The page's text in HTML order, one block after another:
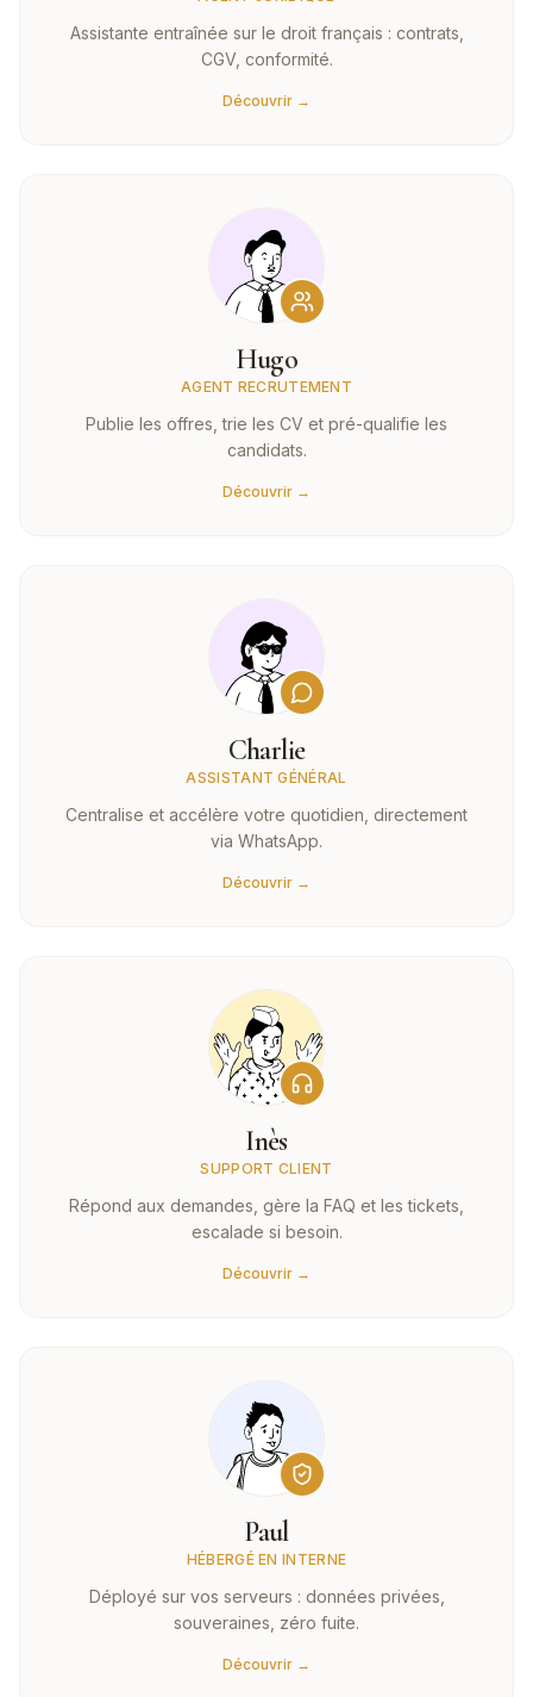
Assistante entraînée sur le droit français : contrats,
CGV, conformité.
Découvrir →
Hugo
AGENT RECRUTEMENT
Publie les offres, trie les CV et pré-qualifie les
candidats.
Découvrir →
Charlie
ASSISTANT GÉNÉRAL
Centralise et accélère votre quotidien, directement
via WhatsApp.
Découvrir →
Inès
SUPPORT CLIENT
Répond aux demandes, gère la FAQ et les tickets,
escalade si besoin.
Découvrir →
Paul
HÉBERGÉ EN INTERNE
Déployé sur vos serveurs : données privées,
souveraines, zéro fuite.
Découvrir →